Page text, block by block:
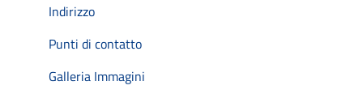
Indirizzo
Punti di contatto
Galleria Immagini